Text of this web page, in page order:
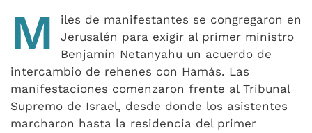
M
iles de manifestantes se congregaron en
Jerusalén para exigir al primer ministro
Benjamín Netanyahu un acuerdo de
intercambio de rehenes con Hamás. Las
manifestaciones comenzaron frente al Tribunal
Supremo de Israel, desde donde los asistentes
marcharon hasta la residencia del primer